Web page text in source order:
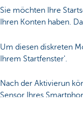
Sie möchten Ihre
Ihren Konten haben.
Um diesen diskreten
Ihrem Startfenster'.
Nach der Aktivierun
Sensor Ihres